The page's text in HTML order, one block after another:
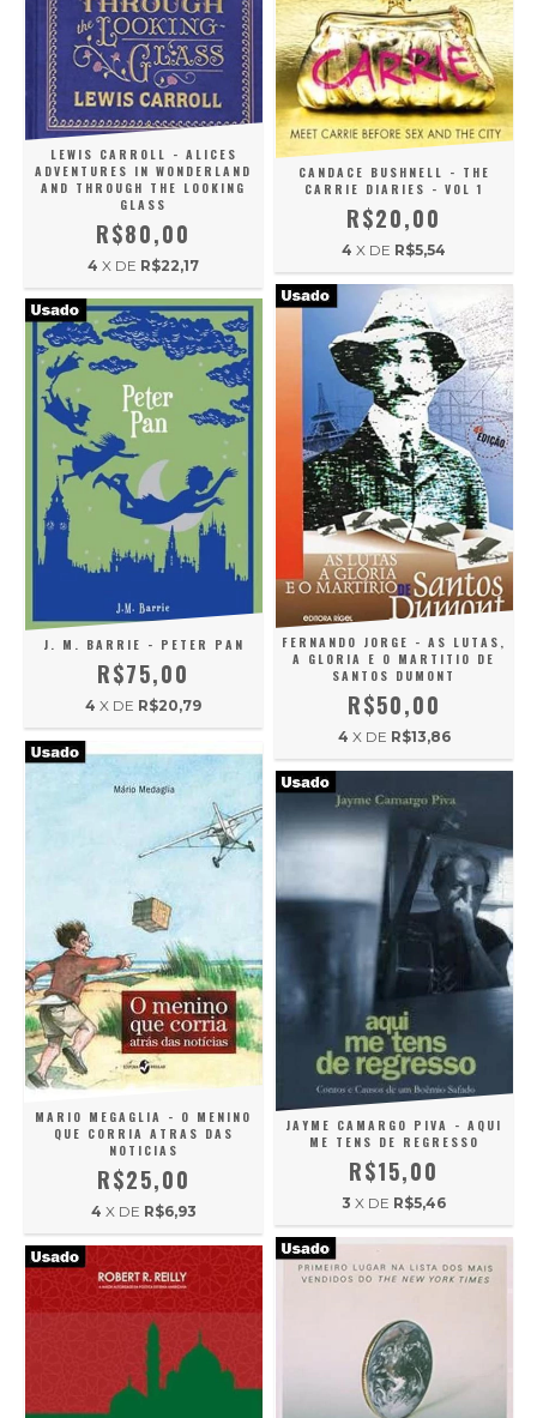
LEWIS CARROLL - ALICES
ADVENTURES IN WONDERLAND
AND THROUGH THE LOOKING
GLASS
R$80,00
4 X DE R$22,17
CANDACE BUSHNELL - THE
CARRIE DIARIES - VOL 1
R$20,00
4 X DE R$5,54
J. M. BARRIE - PETER PAN
R$75,00
4 X DE R$20,79
FERNANDO JORGE - AS LUTAS,
A GLORIA E O MARTITIO DE
SANTOS DUMONT
R$50,00
4 X DE R$13,86
MARIO MEGAGLIA - O MENINO
QUE CORRIA ATRAS DAS
NOTICIAS
R$25,00
4 X DE R$6,93
JAYME CAMARGO PIVA - AQUI
ME TENS DE REGRESSO
R$15,00
3 X DE R$5,46